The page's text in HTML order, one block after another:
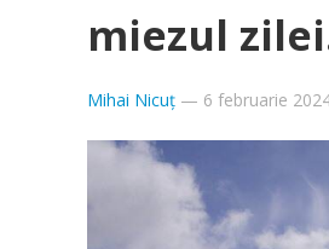
miezul
Mihai Nicuț — 6 februarie